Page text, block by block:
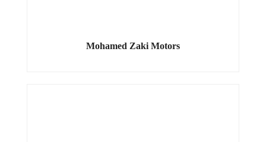
Mohamed Zaki Motors